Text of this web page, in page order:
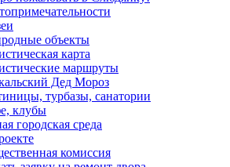
объекты
карта
маршруты
Дед Мороз
турбазы, санатории
клубы
городская среда
комиссия